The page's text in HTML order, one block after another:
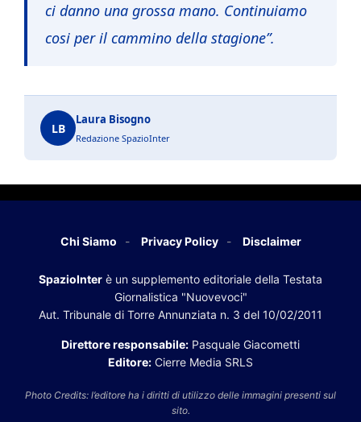
ci danno una grossa mano. Continuiamo
cosi per il cammino della stagione”.
LB
Laura Bisogno
Redazione SpazioInter
Chi Siamo Privacy Policy Disclaimer
SpazioInter è un supplemento editoriale della Testata
Giornalistica "Nuovevoci"
Aut. Tribunale di Torre Annunziata n. 3 del 10/02/2011
Direttore responsabile: Pasquale Giacometti
Editore: Cierre Media SRLS
Photo Credits: l’editore ha i diritti di utilizzo delle immagini presenti sul
sito.